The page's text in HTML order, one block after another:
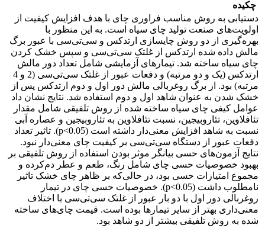
چکیده
دستیابی به روش مناسب فراوری چای با هدف افزایش کیفیت از
اولویت‌های صنعت تولید چای سیاه است. به این منظور با
بهره‌گیری از دو روش چایسازی ارتدکس و سی‌تی‌سی با عبور برگ
مالش داده شده ارتدکس از غلتک سی‌تی‌سی و سپس خشک کردن
چای سیاه ساخته شد. تیمارهای آزمایشی شامل تعداد دور مالش
ارتدکس (یک و دو مرتبه) و دفعات عبور از غلتک سی‌تی‌سی (2 و 4
مرتبه) بود. از برگ روغربالی مالش دور اول و دوم ارتدکس پس از
خشک شدن به عنوان شاهد اول و دوم استفاده شد. نتایج نشان داد
عوامل کیفی چای سیاه ساخته شده از روش تلفیقی شامل مقدار
تئافلاوین، تئاروبیجین، نسبت تئافلاوین به تئاروبیجین و عصاره آبی
نسبت به شاهد افزایش معنی‌دار داشته است (p<0.05). تاثیر تعداد
دفعات عبور از دستگاه سی‌تی‌سی بر کیفیت چای معنی‌دار نبود.
نتایج آزمون‌های حسی بیانگر موثر بودن استفاده از روش تلفیقی بر
بهبود خصوصیات حسی چای شامل رنگ، طعم و عطر دم‌کرده و
مجموع امتیازات حسی بود، در حالی‌که بر ظاهر چای خشک تاثیر
نامطلوب داشت (p<0.05). خصوصیات حسی چای در تیمار
روغربالی دور اول با دو بار عبور از غلتک سی‌تی‌سی با اختلاف
معنی‌داری بهتر از سایر تیمارها بوده است. قیمت چای‌های ساخته
شده به روش تلفیقی بیشتر از دو شاهد بود.